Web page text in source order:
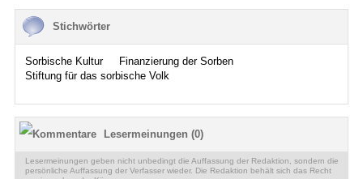
Stichwörter
Sorbische Kultur
Finanzierung der Sorben
Stiftung für das sorbische Volk
Lesermeinungen (0)
Lesermeinungen geben nicht unbedingt die Auffassung der Redaktion, sondern die
persönliche Auffassung der Verfasser wieder. Die Redaktion behält sich das Recht